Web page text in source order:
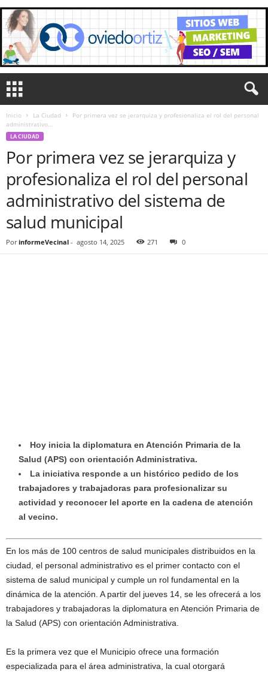
Inicio La Ciudad
Por primera vez se jerarquiza y profesionaliza el rol del personal
administrativo...
LA CIUDAD
Por primera vez se jerarquiza y
profesionaliza el rol del personal
administrativo del sistema de
salud municipal
Por informeVecinal - agosto 14, 2025 271 0
Hoy inicia la diplomatura en Atención Primaria de la
Salud (APS) con orientación Administrativa.
La iniciativa responde a un histórico pedido de los
trabajadores y trabajadoras para profesionalizar su
actividad y reconocer lel aporte en la cadena de atención
al vecino.
En los más de 100 centros de salud municipales distribuidos en la
ciudad, el personal administrativo es el primer contacto con el
sistema de salud municipal y cumple un rol fundamental en la
dinámica de la atención. A partir del jueves 14, se les ofrecerá a los
trabajadores y trabajadoras la diplomatura en Atención Primaria de
la Salud (APS) con orientación Administrativa.
Es la primera vez que el Municipio ofrece una formación
especializada para el área administrativa, la cual otorgará